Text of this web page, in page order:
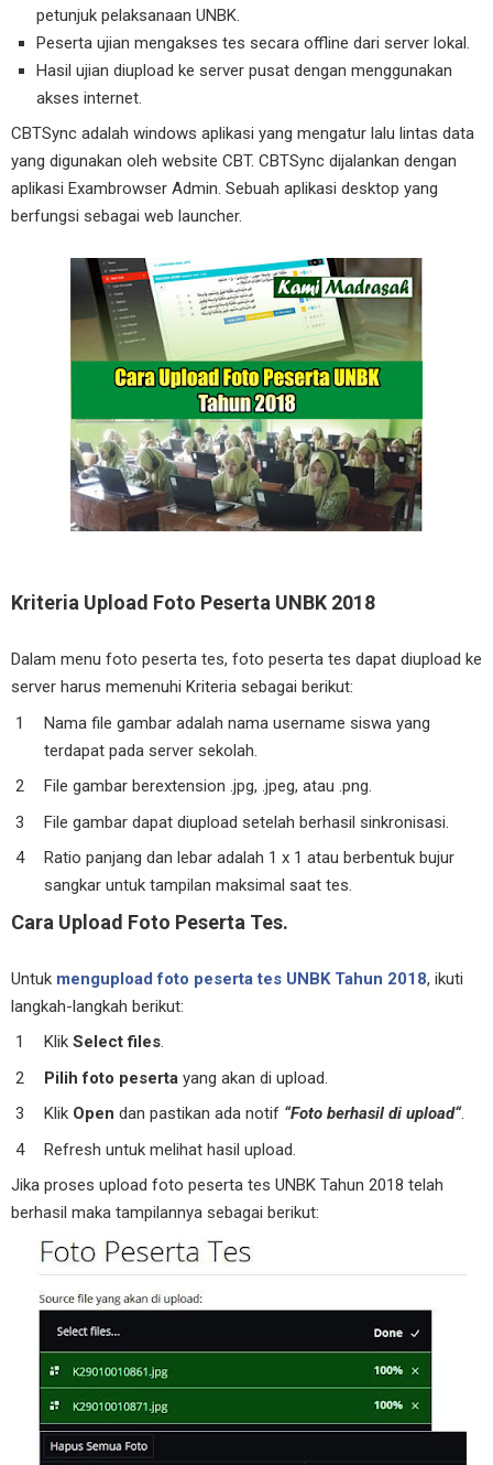
petunjuk pelaksanaan UNBK.
Peserta ujian mengakses tes secara offline dari server lokal.
Hasil ujian diupload ke server pusat dengan menggunakan
akses internet.
CBTSync adalah windows aplikasi yang mengatur lalu lintas data
yang digunakan oleh website CBT. CBTSync dijalankan dengan
aplikasi Exambrowser Admin. Sebuah aplikasi desktop yang
berfungsi sebagai web launcher.
Kriteria Upload Foto Peserta UNBK 2018
Dalam menu foto peserta tes, foto peserta tes dapat diupload ke
server harus memenuhi Kriteria sebagai berikut:
Nama file gambar adalah nama username siswa yang
terdapat pada server sekolah.
File gambar berextension .jpg, .jpeg, atau .png.
File gambar dapat diupload setelah berhasil sinkronisasi.
Ratio panjang dan lebar adalah 1 x 1 atau berbentuk bujur
sangkar untuk tampilan maksimal saat tes.
Cara Upload Foto Peserta Tes.
Untuk mengupload foto peserta tes UNBK Tahun 2018, ikuti
langkah-langkah berikut:
Klik Select files.
Pilih foto peserta yang akan di upload.
Klik Open dan pastikan ada notif “Foto berhasil di upload“.
Refresh untuk melihat hasil upload.
Jika proses upload foto peserta tes UNBK Tahun 2018 telah
berhasil maka tampilannya sebagai berikut: